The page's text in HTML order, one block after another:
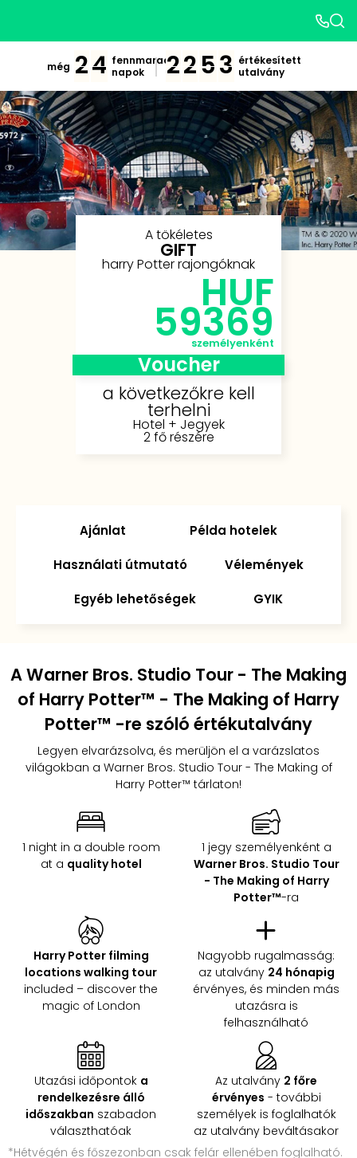
még 24 fennmaradó
napok
2253 értékesített
utalvány
A tökéletes
GIFT
harry Potter rajongóknak
HUF
59369
személyenként
Voucher
a következőkre kell
terhelni
Hotel + Jegyek
2 fő részére
Ajánlat Példa hotelek
Használati útmutató Vélemények
Egyéb lehetőségek GYIK
A Warner Bros. Studio Tour - The Making
of Harry Potter™ - The Making of Harry
Potter™ -re szóló értékutalvány
Legyen elvarázsolva, és merüljön el a varázslatos
világokban a Warner Bros. Studio Tour - The Making of
Harry Potter™ tárlaton!
1 night in a double room
at a quality hotel
1 jegy személyenként a
Warner Bros. Studio Tour
- The Making of Harry
Potter™-ra
Harry Potter filming
locations walking tour
included – discover the
magic of London
Nagyobb rugalmasság:
az utalvány 24 hónapig
érvényes, és minden más
utazásra is
felhasználható
Utazási időpontok a
rendelkezésre álló
időszakban szabadon
választhatóak
Az utalvány 2 főre
érvényes - további
személyek is foglalhatók
az utalvány beváltásakor
*Hétvégén és főszezonban csak felár ellenében foglalható.